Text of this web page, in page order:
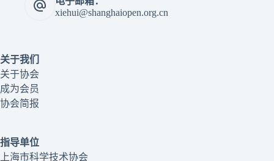
xiehui@shanghaiopen.org.cn
关于我们
关于协会
成为会员
协会简报
指导单位
上海市科学技术协会